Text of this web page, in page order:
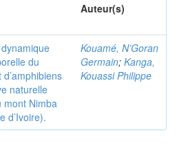
Auteur(s)
du
naturelle
mont Nimba
d’Ivoire).
Kouamé, N’Goran
Germain; Kanga,
Kouassi Philippe